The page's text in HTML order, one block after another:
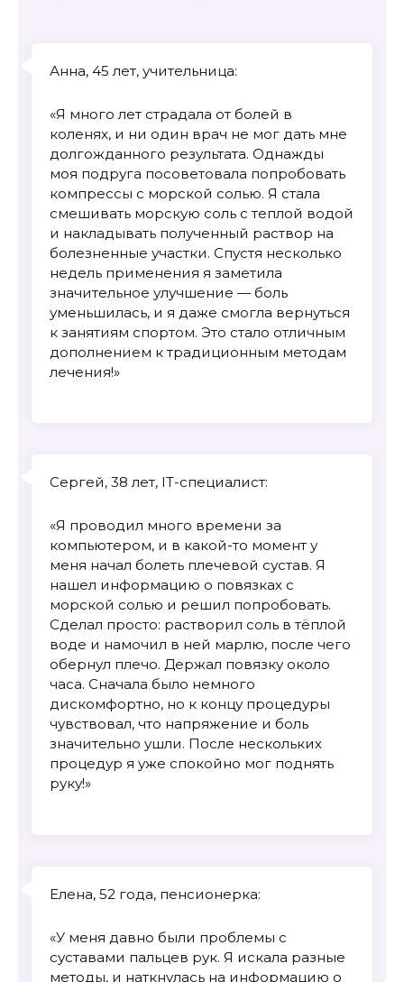
Анна, 45 лет, учительница:
«Я много лет страдала от болей в
коленях, и ни один врач не мог дать мне
долгожданного результата. Однажды
моя подруга посоветовала попробовать
компрессы с морской солью. Я стала
смешивать морскую соль с теплой водой
и накладывать полученный раствор на
болезненные участки. Спустя несколько
недель применения я заметила
значительное улучшение — боль
уменьшилась, и я даже смогла вернуться
к занятиям спортом. Это стало отличным
дополнением к традиционным методам
лечения!»
Сергей, 38 лет, IT-специалист:
«Я проводил много времени за
компьютером, и в какой-то момент у
меня начал болеть плечевой сустав. Я
нашел информацию о повязках с
морской солью и решил попробовать.
Сделал просто: растворил соль в тёплой
воде и намочил в ней марлю, после чего
обернул плечо. Держал повязку около
часа. Сначала было немного
дискомфортно, но к концу процедуры
чувствовал, что напряжение и боль
значительно ушли. После нескольких
процедур я уже спокойно мог поднять
руку!»
Елена, 52 года, пенсионерка:
«У меня давно были проблемы с
суставами пальцев рук. Я искала разные
методы, и наткнулась на информацию о